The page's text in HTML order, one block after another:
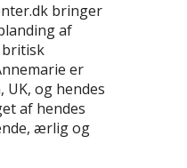
bringer
af
er
og hendes
af hendes
ærlig og